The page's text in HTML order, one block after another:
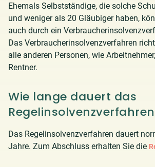
Ehemals Selbstständige, die solche
und weniger als 20 Gläubiger haben,
auch durch ein
Das Verbraucherinsolvenzverfahren
alle anderen Personen, wie
Rentner.
Wie lange dauert das
Das Regelinsolvenzverfahren dauert
Jahre. Zum Abschluss erhalten Sie die